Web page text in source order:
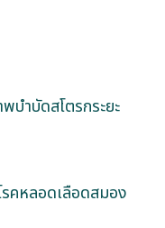
บำบัดสโตรกระยะ
คหลอดเลือดสมอง